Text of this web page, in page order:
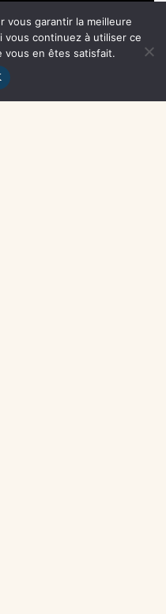
vous garantir la meilleure
continuez à utiliser ce
vous en êtes satisfait.